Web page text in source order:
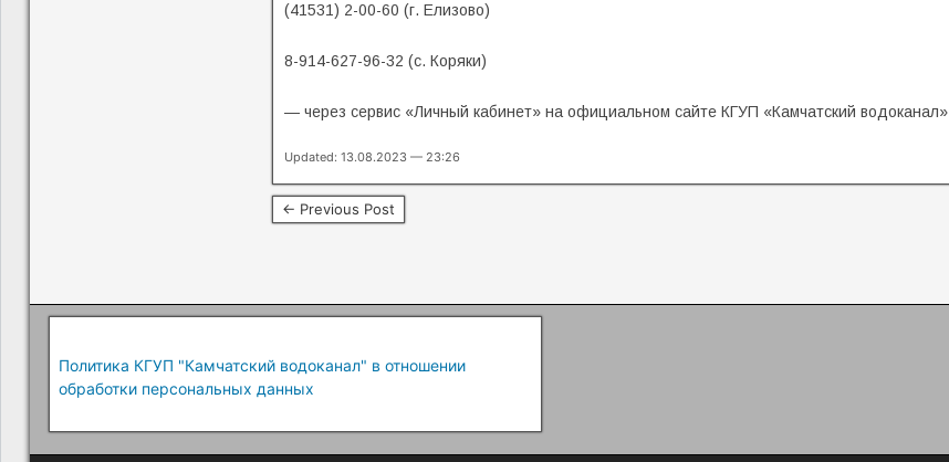
(41531) 2-00-60 (г. Елизово)
8-914-627-96-32 (с. Коряки)
— через сервис «Личный кабинет» на официальном сайте КГУП «Камчатский водоканал»
Updated: 13.08.2023 — 23:26
← Previous Post
Политика КГУП "Камчатский водоканал" в отношении
обработки персональных данных